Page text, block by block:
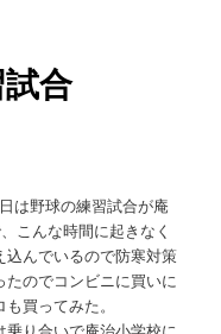
合
は野球の練習試合が庵
こんな時間に起きなく
んでいるので防寒対策
のでコンビニに買いに
買ってみた。